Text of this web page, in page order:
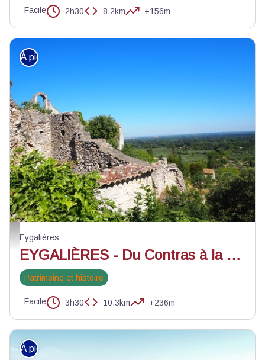
Facile 2h30 8,2km +156m
Vue sur la plaine depuis l’ancienne église Saint-Laurent - ©Anaïs Liprendy -
À pied
Eygalières
EYGALIÈRES - Du Contras à la chapelle Saint-Sixte
Patrimoine et histoire
Facile 3h30 10,3km +236m
À pied